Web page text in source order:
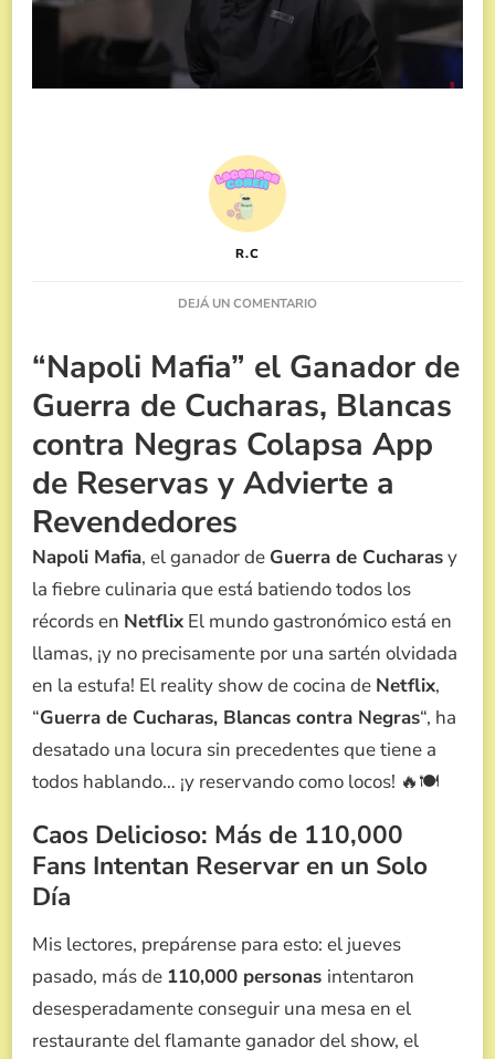
R.C
DEJÁ UN COMENTARIOEN
DE
POR
MAFIA,
GANADOR
DE
“Napoli Mafia” el Ganador de
Guerra de Cucharas, Blancas
contra Negras Colapsa App
de Reservas y Advierte a
Revendedores
Napoli Mafia, el ganador de Guerra de Cucharasy
la fiebre culinaria que está batiendo todos los
récords en Netflix El mundo gastronómico está en
llamas, ¡y no precisamente por una sartén olvidada
en la estufa! El reality show de cocina de Netflix,
“Guerra de Cucharas, Blancas contra Negras“, ha
desatado una locura sin precedentes que tiene a
todos hablando… ¡y reservando como locos! 🔥🍽️
Caos Delicioso: Más de 110,000
Fans Intentan Reservar en un Solo
Día
Mis lectores, prepárense para esto: el jueves
pasado, más de 110,000 personas intentaron
desesperadamente conseguir una mesa en el
restaurante del flamante ganador del show, el